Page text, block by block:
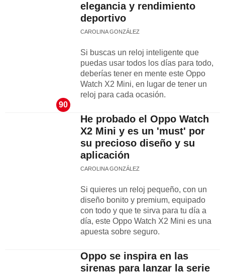
elegancia y rendimiento
deportivo
CAROLINA GONZÁLEZ
Si buscas un reloj inteligente que
puedas usar todos los días para todo,
deberías tener en mente este Oppo
Watch X2 Mini, en lugar de tener un
reloj para cada ocasión.
90
He probado el Oppo Watch
X2 Mini y es un 'must' por
su precioso diseño y su
aplicación
CAROLINA GONZÁLEZ
Si quieres un reloj pequeño, con un
diseño bonito y premium, equipado
con todo y que te sirva para tu día a
día, este Oppo Watch X2 Mini es una
apuesta sobre seguro.
Oppo se inspira en las
sirenas para lanzar la serie